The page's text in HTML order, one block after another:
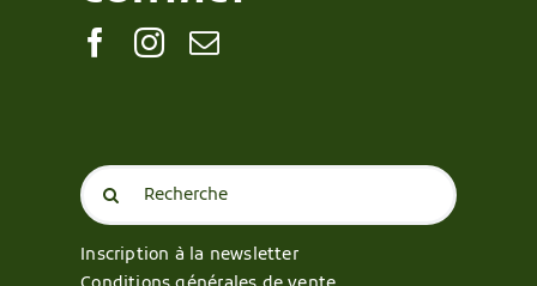
Search
for:
Inscription à la newsletter